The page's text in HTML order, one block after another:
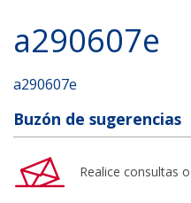
a290607e
a290607e
Buzón de sugerencias
Realice consultas